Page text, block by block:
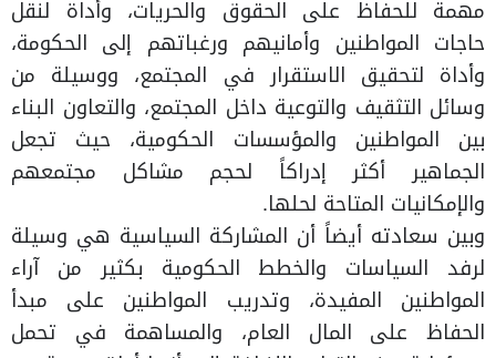
مهمة للحفاظ على الحقوق والحريات، وأداة لنقل
حاجات المواطنين وأمانيهم ورغباتهم إلى الحكومة،
وأداة لتحقيق الاستقرار في المجتمع، ووسيلة من
وسائل التثقيف والتوعية داخل المجتمع، والتعاون البناء
بين المواطنين والمؤسسات الحكومية، حيث تجعل
الجماهير أكثر إدراكاً لحجم مشاكل مجتمعهم
والإمكانيات المتاحة لحلها.
وبين سعادته أيضاً أن المشاركة السياسية هي وسيلة
لرفد السياسات والخطط الحكومية بكثير من آراء
المواطنين المفيدة، وتدريب المواطنين على مبدأ
الحفاظ على المال العام، والمساهمة في تحمل